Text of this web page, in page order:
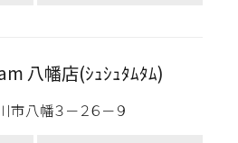
八幡店(ｼｭｼｭﾀﾑﾀﾑ)
市八幡３－２６－９